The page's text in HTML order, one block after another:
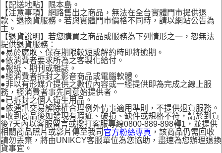
【配送地點】限本島。
【注意事項】網路售出之商品，無法在全台實體門市提供退
款、退換貨服務。若與實體門市價格不同時，請以網站公告為
主。
【退貨說明】若您購買之商品或服務為下列情形之一，恕無法
提供退貨服務：
●易於腐敗、保存期限較短或解約時即將逾期。
●依消費者要求所為之客製化給付。
●報紙、期刊或雜誌。
●經消費者拆封之影音商品或電腦軟體。
●非以有形媒介提供之數位內容或一經提供即為完成之線上服
務，經消費者事先同意始提供者。
●已拆封之個人衛生用品。
●依通訊交易解除權合理例外情事適用準則，不提供退貨服務。
●收到商品後如發現有瑕疵、破損、缺件或規格不符，請於到貨
後7天內以客服留言或撥打客服專線0800-889-898轉1，並提供
相關商品照片或影片傳至我司 官方粉絲專頁 ，該商品仍需回收
請勿丟棄，將由UNIKCY客服單位為您協助，盡速為您辦理退換
貨事宜。